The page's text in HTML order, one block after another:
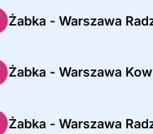
Żabka - Warszawa
Żabka - Warszawa
Żabka - Warszawa